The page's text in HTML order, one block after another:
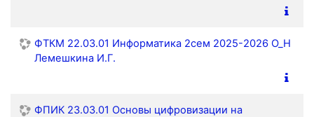
ФТКМ 22.03.01 Информатика 2сем 2025-2026 О_Н
Лемешкина И.Г.
ФПИК 23.03.01 Основы цифровизации на